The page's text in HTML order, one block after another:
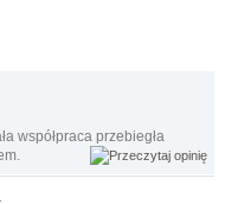
współpraca przebiegła